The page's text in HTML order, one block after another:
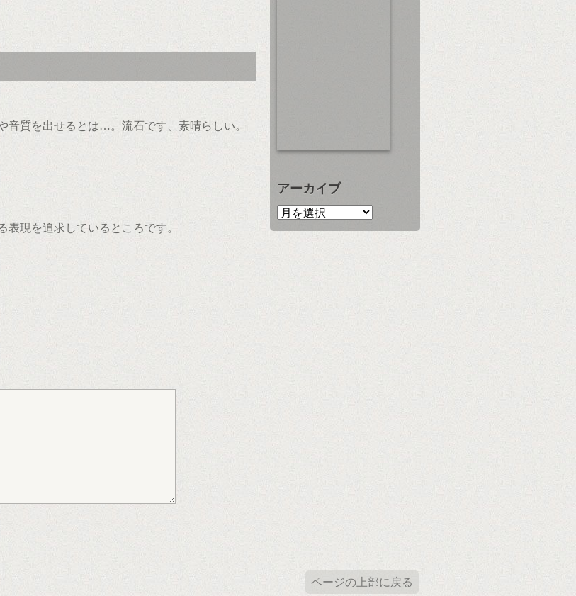
音質を出せるとは…。流石です、素晴らしい。
現を追求しているところです。
アーカイブ
ページの上部に戻る